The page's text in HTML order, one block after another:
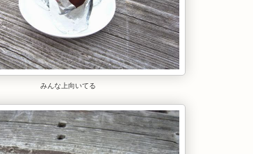
みんな上向いてる